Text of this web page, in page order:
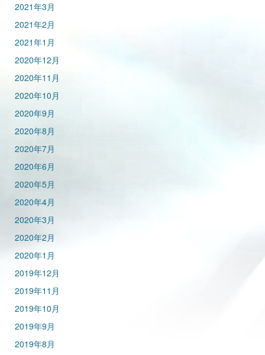
2021年3月
2021年2月
2021年1月
2020年12月
2020年11月
2020年10月
2020年9月
2020年8月
2020年7月
2020年6月
2020年5月
2020年4月
2020年3月
2020年2月
2020年1月
2019年12月
2019年11月
2019年10月
2019年9月
2019年8月